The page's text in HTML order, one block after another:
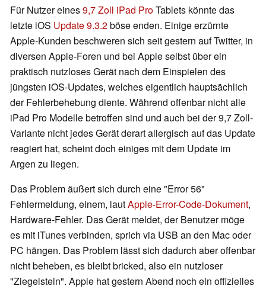
Für Nutzer eines9,7 Zoll iPad ProTablets könnte das
letzte iOS Update 9.3.2böse enden. Einige erzürnte
Apple-Kunden beschweren sich seit gestern auf Twitter, in
diversen Apple-Foren und bei Apple selbst über ein
praktisch nutzloses Gerät nach dem Einspielen des
jüngsten iOS-Updates, welches eigentlich hauptsächlich
der Fehlerbehebung diente. Während offenbar nicht alle
iPad Pro Modelle betroffen sind und auch bei der 9,7 Zoll-
Variante nicht jedes Gerät derart allergisch auf das Update
reagiert hat, scheint doch einiges mit dem Update im
Argen zu liegen.
Das Problem äußert sich durch eine "Error 56"
Fehlermeldung, einem, lautApple-Error-Code-Dokument,
Hardware-Fehler. Das Gerät meldet, der Benutzer möge
es mit iTunes verbinden, sprich via USB an den Mac oder
PC hängen. Das Problem lässt sich dadurch aber offenbar
nicht beheben, es bleibt bricked, also ein nutzloser
"Ziegelstein". Apple hat gestern Abend noch ein offizielles